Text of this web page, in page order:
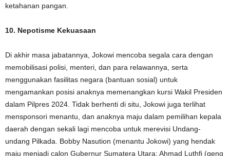
ketahanan pangan.
10. Nepotisme Kekuasaan
Di akhir masa jabatannya, Jokowi mencoba segala cara dengan
memobilisasi polisi, menteri, dan para relawannya, serta
menggunakan fasilitas negara (bantuan sosial) untuk
mengamankan posisi anaknya memenangkan kursi Wakil Presiden
dalam Pilpres 2024. Tidak berhenti di situ, Jokowi juga terlihat
mensponsori menantu, dan anaknya maju dalam pemilihan kepala
daerah dengan sekali lagi mencoba untuk merevisi Undang-
undang Pilkada. Bobby Nasution (menantu Jokowi) yang hendak
maju menjadi calon Gubernur Sumatera Utara; Ahmad Luthfi (geng